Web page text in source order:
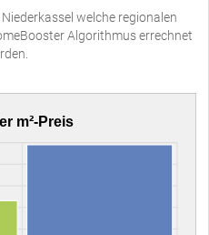
welche regionalen
Algorithmus errechnet
m²-Preis